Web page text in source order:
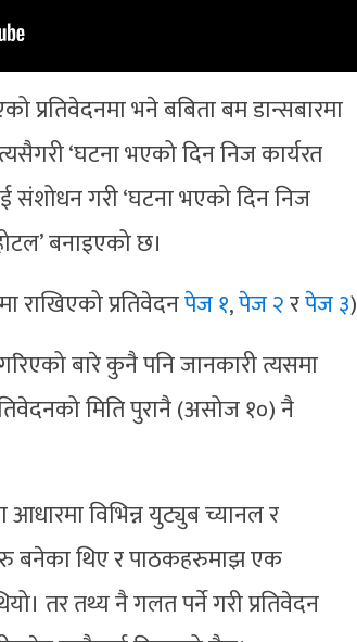
प्रतिवेदनमा भने बबिता बम डान्सबारमा
‘घटना भएको दिन निज कार्यरत
संशोधन गरी ‘घटना भएको दिन निज
बनाइएको छ।
राखिएको प्रतिवेदनपेज १,पेज २रपेज ३)
बारे कुनै पनि जानकारी त्यसमा
मिति पुरानै (असोज १०) नै
आधारमा विभिन्न युट्युब च्यानल र
बनेका थिए र पाठकहरुमाझ एक
तर तथ्य नै गलत पर्ने गरी प्रतिवेदन